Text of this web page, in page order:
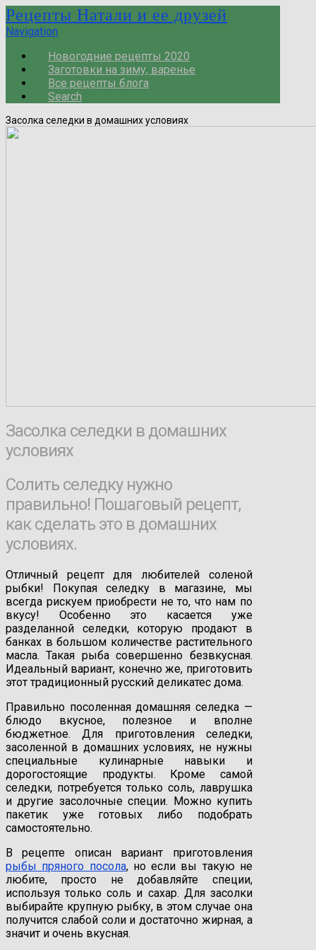
Рецепты Натали и ее друзей
Navigation
Новогодние рецепты 2020
Заготовки на зиму, варенье
Все рецепты блога
Search
Засолка селедки в домашних условиях
Засолка селедки в домашних
условиях
Солить селедку нужно
правильно! Пошаговый рецепт,
как сделать это в домашних
условиях.
Отличный рецепт для любителей соленой
рыбки! Покупая селедку в магазине, мы
всегда рискуем приобрести не то, что нам по
вкусу! Особенно это касается уже
разделанной селедки, которую продают в
банках в большом количестве растительного
масла. Такая рыба совершенно безвкусная.
Идеальный вариант, конечно же, приготовить
этот традиционный русский деликатес дома.
Правильно посоленная домашняя селедка —
блюдо вкусное, полезное и вполне
бюджетное. Для приготовления селедки,
засоленной в домашних условиях, не нужны
специальные кулинарные навыки и
дорогостоящие продукты. Кроме самой
селедки, потребуется только соль, лаврушка
и другие засолочные специи. Можно купить
пакетик уже готовых либо подобрать
самостоятельно.
В рецепте описан вариант приготовления
рыбы пряного посола, но если вы такую не
любите, просто не добавляйте специи,
используя только соль и сахар. Для засолки
выбирайте крупную рыбку, в этом случае она
получится слабой соли и достаточно жирная, а
значит и очень вкусная.